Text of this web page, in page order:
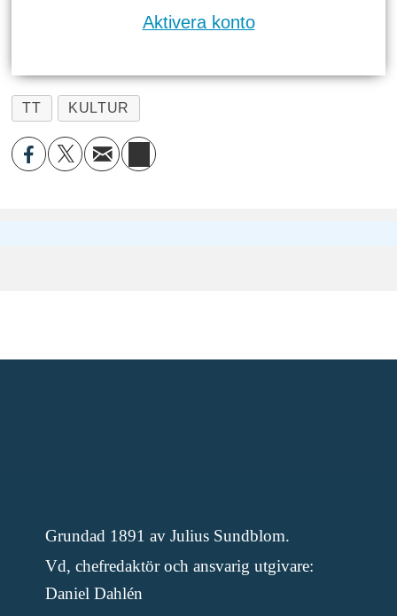
Aktivera konto
TT KULTUR
Grundad 1891 av Julius Sundblom.
Vd, chefredaktör och ansvarig utgivare:
Daniel Dahlén